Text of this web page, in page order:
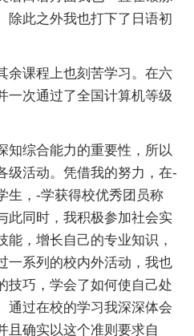
除此之外我也打下了日语初
余课程上也刻苦学习。在六
一次通过了全国计算机等级
知综合能力的重要性，所以
级活动。凭借我的努力，在-
生，-学获得校优秀团员称
此同时，我积极参加社会实
能，增长自己的专业知识，
一系列的校内外活动，我也
技巧，学会了如何使自己处
通过在校的学习我深深体会
且确实以这个准则要求自